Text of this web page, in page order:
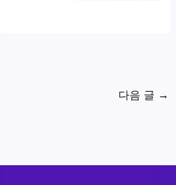
다음 글 →